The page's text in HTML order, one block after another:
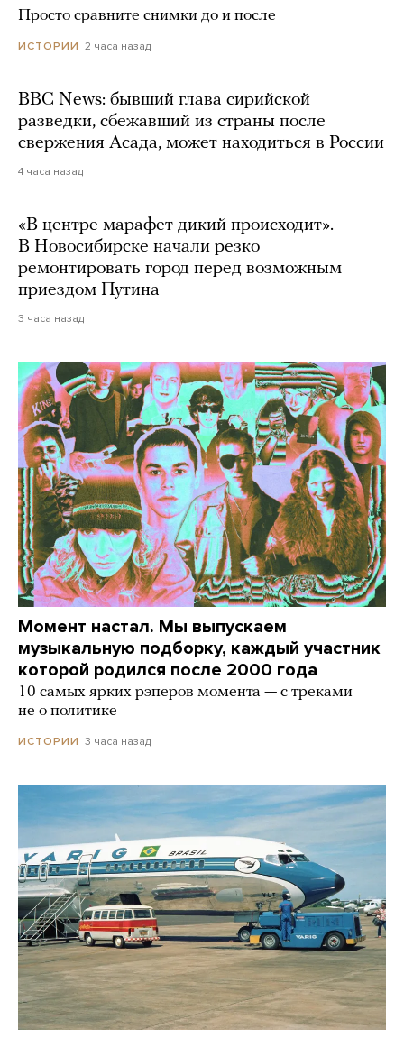
Просто сравните снимки до и после
ИСТОРИИ 2 часа назад
BBC News: бывший глава сирийской
разведки, сбежавший из страны после
свержения Асада, может находиться в России
4 часа назад
«В центре марафет дикий происходит».
В Новосибирске начали резко
ремонтировать город перед возможным
приездом Путина
3 часа назад
Момент настал. Мы выпускаем
музыкальную подборку, каждый участник
которой родился после 2000 года
10 самых ярких рэперов момента — с треками
не о политике
ИСТОРИИ 3 часа назад